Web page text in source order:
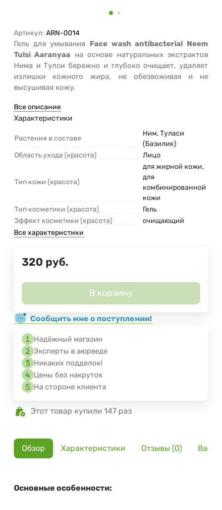
Артикул: ARN-0014
Гель для умывания Face wash antibacterial Neem
Tulsi Aaranyaa на основе натуральных экстрактов
Нима и Тулси бережно и глубоко очищает, удаляет
излишки кожного жира, не обезвоживая и не
высушивая кожу.
Все описание
Характеристики
Растения в составе
Ним, Туласи
(Базилик)
Область ухода (красота)
Лицо
Тип кожи (красота)
для жирной кожи,
для
комбинированной
кожи
Тип косметики (красота)
Гель
Эффект косметики (красота)
очищающий
Все характеристики
320 руб.
В корзину
Сообщить мне о поступлении!
Надёжный магазин
Эксперты в аюрведе
Никаких подделок!
Цены без накруток
На стороне клиента
Этот товар купили 147 раз
Обзор Характеристики Отзывы (0)
Основные особенности: